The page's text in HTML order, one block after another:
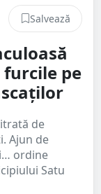
Salvează
furcile pe
de
Ajun de
ordine
Satu